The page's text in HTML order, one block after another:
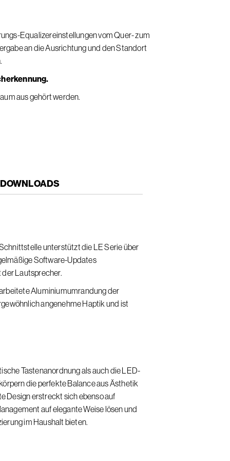
Equalizereinstellungen vom Quer- zum
an die Ausrichtung und den Standort
aus gehört werden.
DOWNLOADS
unterstützt die LE Serie über
Software-Updates
Lautsprecher.
Aluminiumumrandung der
angenehme Haptik und ist
Tastenanordnung als auch die LED-
die perfekte Balance aus Ästhetik
Design erstreckt sich ebenso auf
auf elegante Weise lösen und
im Haushalt bieten.